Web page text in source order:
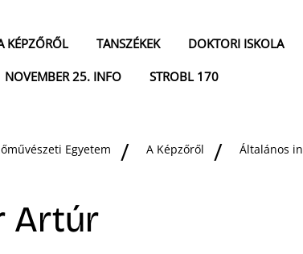
KÉPZŐRŐL TANSZÉKEK DOKTORI ISKOLA
NOVEMBER 25. INFO STROBL 170
Egyetem A Képzőről Általános
Artúr